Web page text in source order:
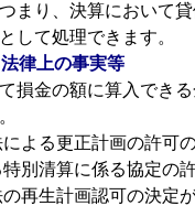
まり、決算において
して処理できます。
律上の事実等
損金の額に算入でき
よる更正計画の許可
別清算に係る協定の
再生計画認可の決定